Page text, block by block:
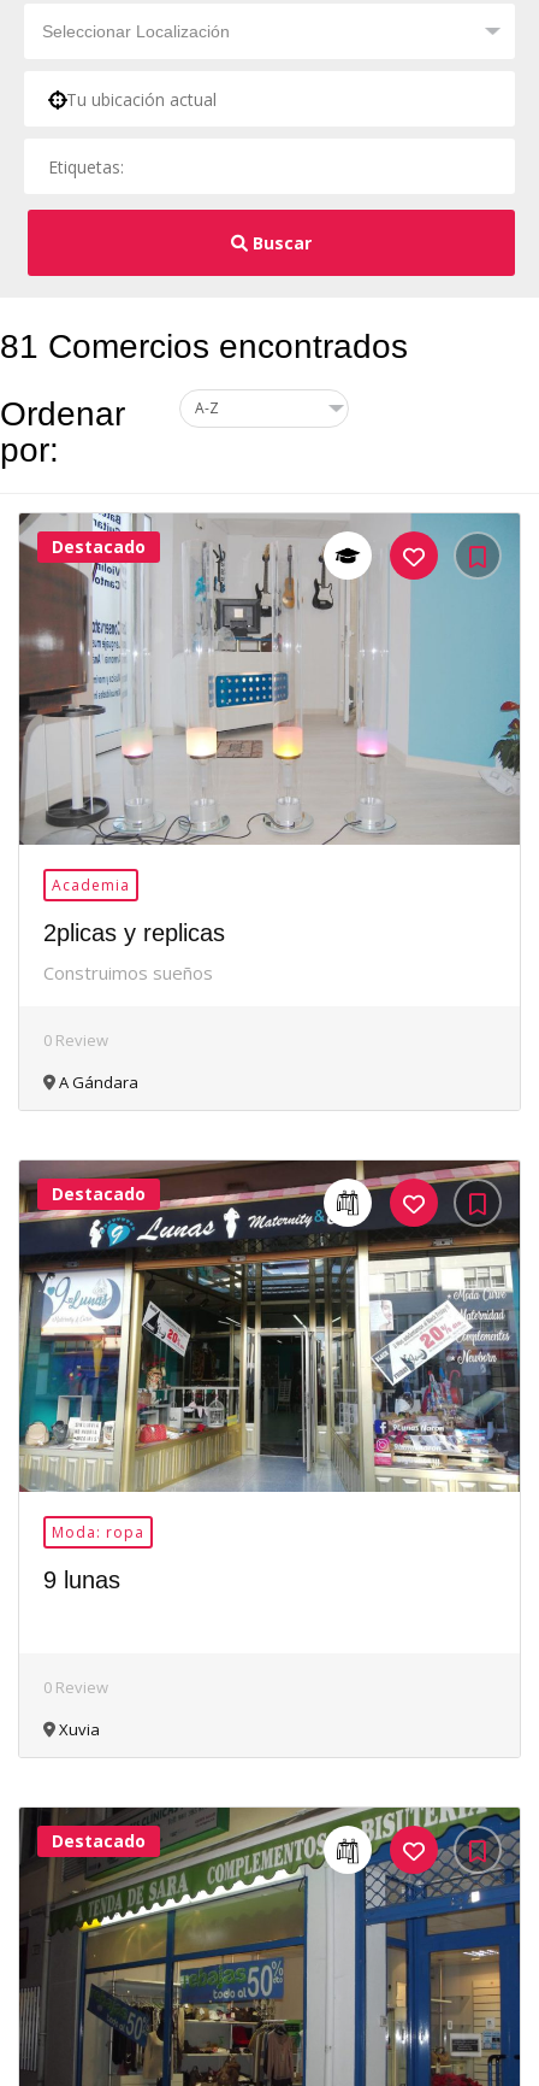
Buscar
81 Comercios encontrados
Ordenar
por:
37Me
Destacado
Academia
2plicas y replicas
Construimos sueños
0 Review
A Gándara
32Me
Gusta
Destacado
Moda: ropa
9 lunas
0 Review
Xuvia
40Me
Gusta
Destacado